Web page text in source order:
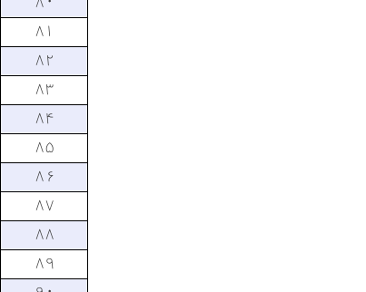
۸۱
۸۲
۸۳
۸۴
۸۵
۸۶
۸۷
۸۸
۸۹